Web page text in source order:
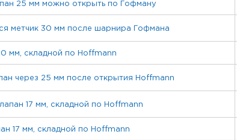
25 мм можно открыть по Гофману
метчик 30 мм после шарнира Гофмана
мм, складной по Hoffmann
через 25 мм после открытия Hoffmann
17 мм, складной по Hoffmann
17 мм, складной по Hoffmann